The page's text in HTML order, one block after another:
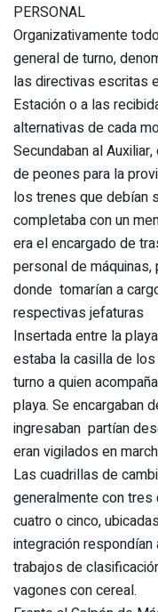
PERSONAL
Organizativamente
general de turno,
las directivas escritas
Estación o a las
alternativas de cada
Secundaban al
de peones para la
los trenes que debían
completaba con un
era el encargado de
personal de máquinas,
donde tomarían a
respectivas jefaturas
Insertada entre la
estaba la casilla de
turno a quien
playa. Se encargaban
ingresaban partían
eran vigilados en
Las cuadrillas de
generalmente con
cuatro o cinco,
integración
trabajos de
vagones con cereal.